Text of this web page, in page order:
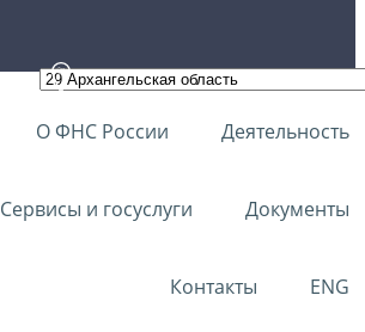
О ФНС России Деятельность
Сервисы и госуслуги Документы
Контакты ENG